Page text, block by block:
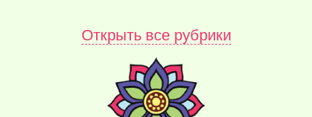
Открыть все рубрики